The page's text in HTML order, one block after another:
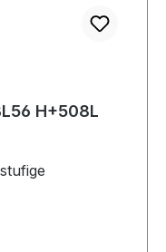
THK Teleskopschienen FBL56 H+508L